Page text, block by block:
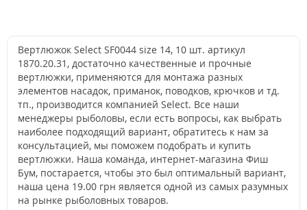
Вертлюжок Select SF0044 size 14, 10 шт. артикул
1870.20.31, достаточно качественные и прочные
вертлюжки, применяются для монтажа разных
элементов насадок, приманок, поводков, крючков и тд.
тп., производится компанией Select. Все наши
менеджеры рыболовы, если есть вопросы, как выбрать
наиболее подходящий вариант, обратитесь к нам за
консультацией, мы поможем подобрать и купить
вертлюжки. Наша команда, интернет-магазина Фиш
Бум, постарается, чтобы это был оптимальный вариант,
наша цена 19.00 грн является одной из самых разумных
на рынке рыболовных товаров.